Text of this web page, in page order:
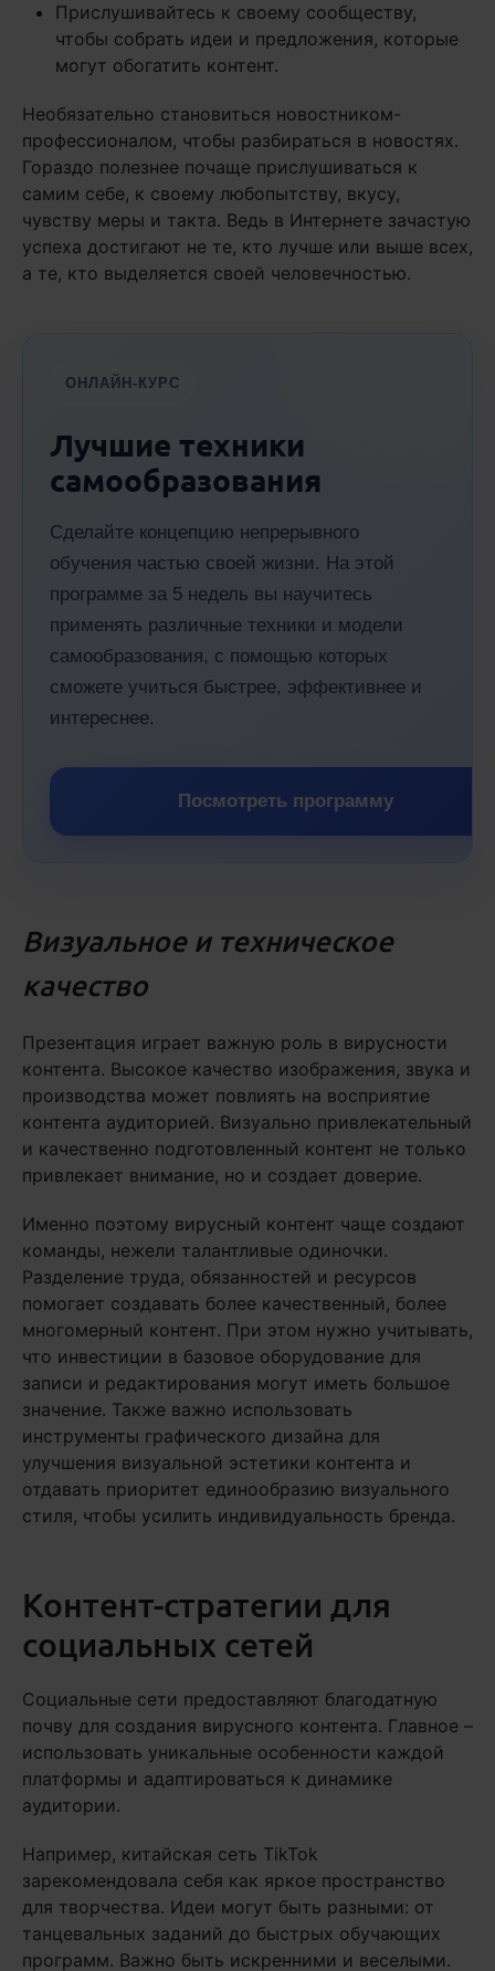
Прислушивайтесь к своему сообществу,
чтобы собрать идеи и предложения, которые
могут обогатить контент.
Необязательно становиться новостником-
профессионалом, чтобы разбираться в новостях.
Гораздо полезнее почаще прислушиваться к
самим себе, к своему любопытству, вкусу,
чувству меры и такта. Ведь в Интернете зачастую
успеха достигают не те, кто лучше или выше всех,
а те, кто выделяется своей человечностью.
ОНЛАЙН-КУРС
Лучшие техники
самообразования
Сделайте концепцию непрерывного
обучения частью своей жизни. На этой
программе за 5 недель вы научитесь
применять различные техники и модели
самообразования, с помощью которых
сможете учиться быстрее, эффективнее и
интереснее.
Посмотреть программу
Визуальное и техническое
качество
Презентация играет важную роль в вирусности
контента. Высокое качество изображения, звука и
производства может повлиять на восприятие
контента аудиторией. Визуально привлекательный
и качественно подготовленный контент не только
привлекает внимание, но и создает доверие.
Именно поэтому вирусный контент чаще создают
команды, нежели талантливые одиночки.
Разделение труда, обязанностей и ресурсов
помогает создавать более качественный, более
многомерный контент. При этом нужно учитывать,
что инвестиции в базовое оборудование для
записи и редактирования могут иметь большое
значение. Также важно использовать
инструменты графического дизайна для
улучшения визуальной эстетики контента и
отдавать приоритет единообразию визуального
стиля, чтобы усилить индивидуальность бренда.
Контент-стратегии для
социальных сетей
Социальные сети предоставляют благодатную
почву для создания вирусного контента. Главное –
использовать уникальные особенности каждой
платформы и адаптироваться к динамике
аудитории.
Например, китайская сеть TikTok
зарекомендовала себя как яркое пространство
для творчества. Идеи могут быть разными: от
танцевальных заданий до быстрых обучающих
программ. Важно быть искренними и веселыми.